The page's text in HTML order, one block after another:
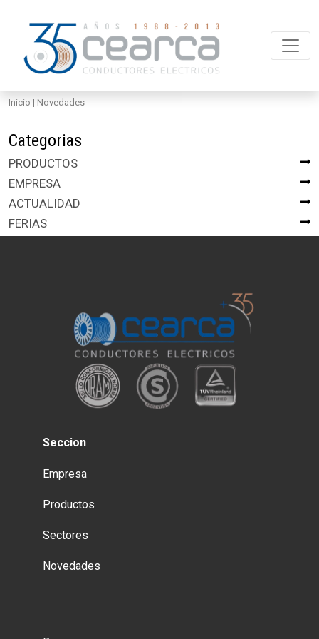
Inicio | Novedades
Categorias
PRODUCTOS
EMPRESA
ACTUALIDAD
FERIAS
Seccion
Empresa
Productos
Sectores
Novedades